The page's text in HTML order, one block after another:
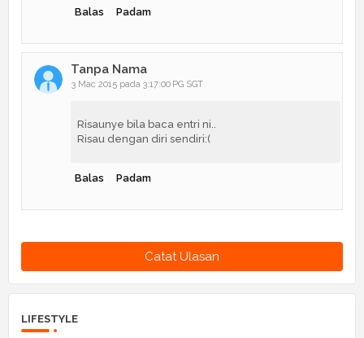
Balas Padam
Tanpa Nama
3 Mac 2015 pada 3:17:00 PG SGT
Risaunye bila baca entri ni..
Risau dengan diri sendiri:(
Balas Padam
Catat Ulasan
LIFESTYLE